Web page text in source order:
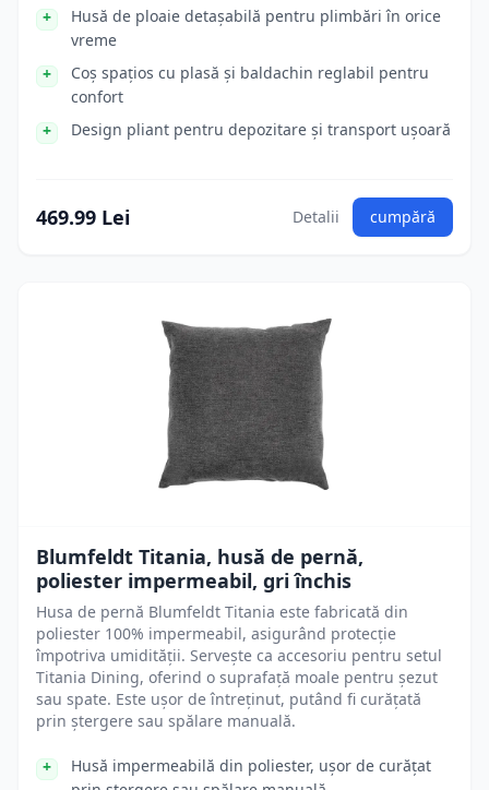
Husă de ploaie detașabilă pentru plimbări în orice
vreme
Coș spațios cu plasă și baldachin reglabil pentru
confort
Design pliant pentru depozitare și transport ușoară
469.99 Lei Detalii cumpără
Blumfeldt Titania, husă de pernă,
poliester impermeabil, gri închis
Husa de pernă Blumfeldt Titania este fabricată din
poliester 100% impermeabil, asigurând protecție
împotriva umidității. Servește ca accesoriu pentru setul
Titania Dining, oferind o suprafață moale pentru șezut
sau spate. Este ușor de întreținut, putând fi curățată
prin ștergere sau spălare manuală.
Husă impermeabilă din poliester, ușor de curățat